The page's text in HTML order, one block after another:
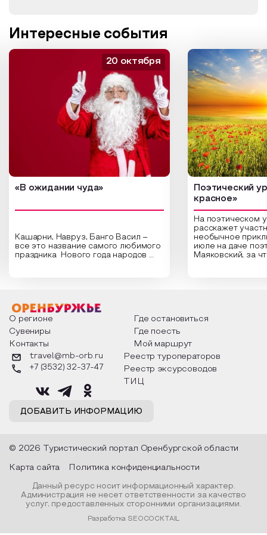
Интересные события
«В ожидании чуда»
Кашарни, Навруз, Банго Васил –
все это название самого любимого
праздника Нового года народов
о том, как встречают новый год в
разных уголках страны, какие
обряды совершают на удачу и
благополучие, в чем схожи и
различаются традиции. Кто такой
Дед Мороз и откуда он пришел, как
его называют в разных уголках
страны и как появились елочные
20 октября
Поэтический
красное»
На поэтическом
расскажет
необычное
июле на даче
Маяковский, за
Твардовского и
каждой строчке
восхищение
яркому времени
О регионе
Где остановиться
Сувениры
Где поесть
Контакты
Мой маршрут
ДОБАВИТЬ ИНФОРМАЦИЮ
travel@mb-orb.ru
+7 (3532) 32-37-47
Реестр туроператоров
Реестр эксурсоводов
ТИЦ
© 2026 Туристический портал Оренбургской области
Карта сайта Политика конфиденциальности
Данный ресурс носит информационный характер.
Администрация не несет ответственности за качество
услуг, предоставленных сторонними организациями.
Разработка SEOCOCKTAIL